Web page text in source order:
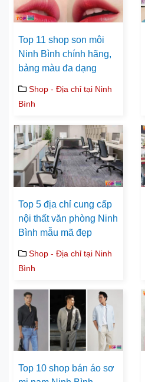
Top 11 shop son môi
Ninh Bình chính hãng,
bảng màu đa dạng
Shop - Địa chỉ tại Ninh
Bình
Top 5 địa chỉ cung cấp
nội thất văn phòng Ninh
Bình mẫu mã đẹp
Shop - Địa chỉ tại Ninh
Bình
Top 10 shop bán áo sơ